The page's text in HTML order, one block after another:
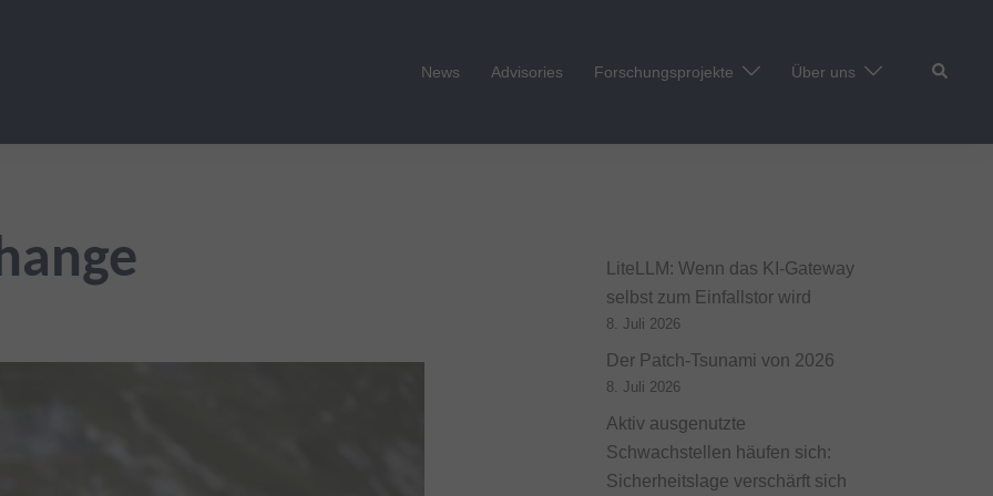
News Advisories Forschungsprojekte Über uns Suche
LiteLLM: Wenn das KI-Gateway
selbst zum Einfallstor wird
8. Juli 2026
Der Patch-Tsunami von 2026
8. Juli 2026
Aktiv ausgenutzte
Schwachstellen häufen sich:
Sicherheitslage verschärft sich